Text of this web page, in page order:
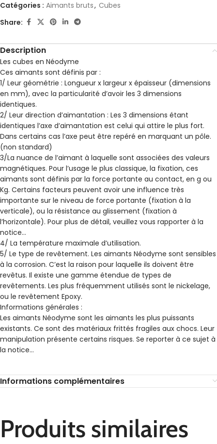
Catégories : Aimants bruts, Cubes
Share:
Description
Les cubes en Néodyme
Ces aimants sont définis par :
1/ Leur géométrie : Longueur x largeur x épaisseur (dimensions
en mm), avec la particularité d’avoir les 3 dimensions
identiques.
2/ Leur direction d’aimantation : Les 3 dimensions étant
identiques l’axe d’aimantation est celui qui attire le plus fort.
Dans certains cas l’axe peut être repéré en marquant un pôle.
(non standard)
3/La nuance de l’aimant à laquelle sont associées des valeurs
magnétiques. Pour l’usage le plus classique, la fixation, ces
aimants sont définis par la force portante au contact, en g ou
Kg. Certains facteurs peuvent avoir une influence très
importante sur le niveau de force portante (fixation à la
verticale), ou la résistance au glissement (fixation à
l’horizontale). Pour plus de détail, veuillez vous rapporter à la
notice…
4/ La température maximale d’utilisation.
5/ Le type de revêtement. Les aimants Néodyme sont sensibles
à la corrosion. C’est la raison pour laquelle ils doivent être
revêtus. Il existe une gamme étendue de types de
revêtements. Les plus fréquemment utilisés sont le nickelage,
ou le revêtement Epoxy.
Informations générales :
Les aimants Néodyme sont les aimants les plus puissants
existants. Ce sont des matériaux frittés fragiles aux chocs. Leur
manipulation présente certains risques. Se reporter à ce sujet à
la notice…
Informations complémentaires
Produits similaires